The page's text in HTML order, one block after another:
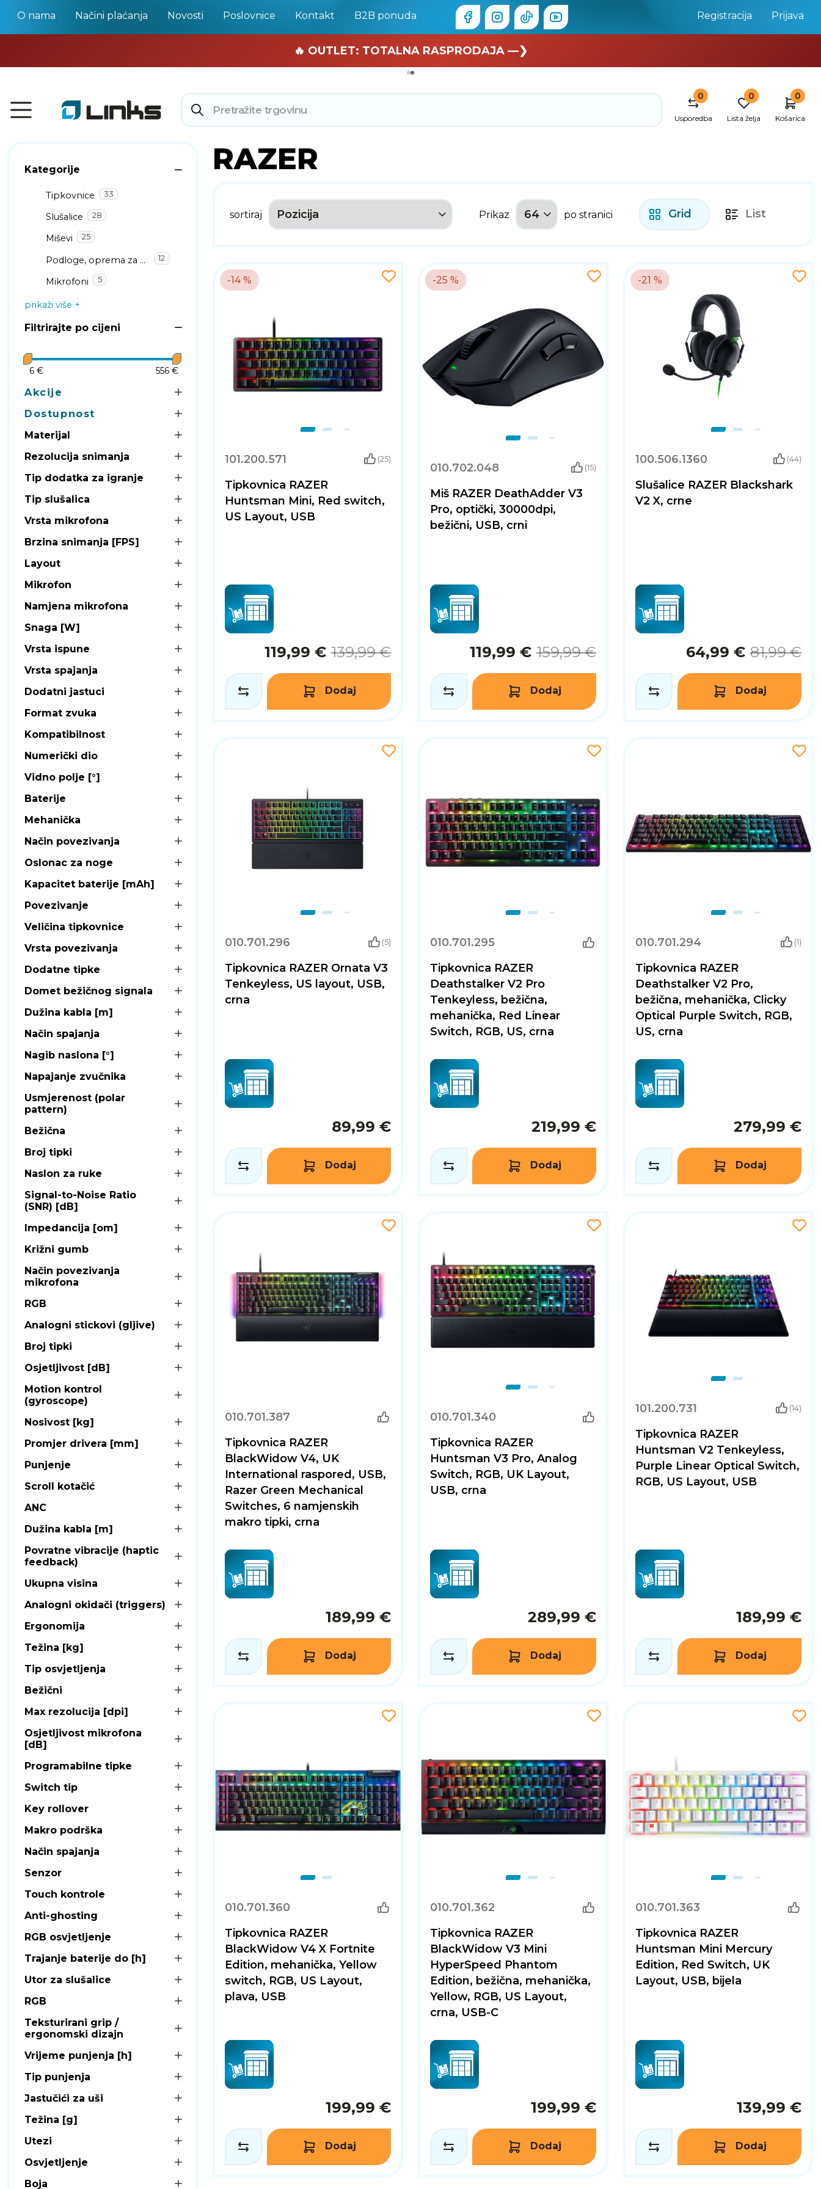
O nama Načini plaćanja Novosti Poslovnice Kontakt B2B ponuda Registracija Prijava
🏄 Zaslužuješ odmor —❯
🔥 OUTLET: TOTALNA RASPRODAJA —❯
0
Usporedba
0
Lista želja
0
Košarica
Kategorije
Tipkovnice 33
Slušalice 28
Miševi 25
Podloge, oprema za miševe 12
Mikrofoni 5
prikaži više
Filtrirajte po cijeni
6 € 556 €
Akcije
Dostupnost
Materijal
Rezolucija snimanja
Tip dodatka za igranje
Tip slušalica
Vrsta mikrofona
Brzina snimanja [FPS]
Layout
Mikrofon
Namjena mikrofona
Snaga [W]
Vrsta ispune
Vrsta spajanja
Dodatni jastuci
Format zvuka
Kompatibilnost
Numerički dio
Vidno polje [°]
Baterije
Mehanička
Način povezivanja
Oslonac za noge
Kapacitet baterije [mAh]
Povezivanje
Veličina tipkovnice
Vrsta povezivanja
Dodatne tipke
Domet bežičnog signala
Dužina kabla [m]
Način spajanja
Nagib naslona [°]
Napajanje zvučnika
Usmjerenost (polar
pattern)
Bežična
Broj tipki
Naslon za ruke
Signal-to-Noise Ratio
(SNR) [dB]
Impedancija [om]
Križni gumb
Način povezivanja
mikrofona
RGB
Analogni stickovi (gljive)
Broj tipki
Osjetljivost [dB]
Motion kontrol
(gyroscope)
Nosivost [kg]
Promjer drivera [mm]
Punjenje
Scroll kotačić
ANC
Dužina kabla [m]
Povratne vibracije (haptic
feedback)
Ukupna visina
Analogni okidači (triggers)
Ergonomija
Težina [kg]
Tip osvjetljenja
Bežični
Max rezolucija [dpi]
Osjetljivost mikrofona
[dB]
Programabilne tipke
Switch tip
Key rollover
Makro podrška
Način spajanja
Senzor
Touch kontrole
Anti-ghosting
RGB osvjetljenje
Trajanje baterije do [h]
Utor za slušalice
RGB
Teksturirani grip /
ergonomski dizajn
Vrijeme punjenja [h]
Tip punjenja
Jastučići za uši
Težina [g]
Utezi
Osvjetljenje
Boja
RAZER
sortiraj Prikaz po stranici Grid List
-14 %
101.200.571 (25)
Tipkovnica RAZER
Huntsman Mini, Red switch,
US Layout, USB
119,99 € 139,99 €
Dodaj
-25 %
010.702.048 (15)
Miš RAZER DeathAdder V3
Pro, optički, 30000dpi,
bežični, USB, crni
119,99 € 159,99 €
Dodaj
-21 %
100.506.1360 (44)
Slušalice RAZER Blackshark
V2 X, crne
64,99 € 81,99 €
Dodaj
010.701.296 (5)
Tipkovnica RAZER Ornata V3
Tenkeyless, US layout, USB,
crna
89,99 €
Dodaj
010.701.295
Tipkovnica RAZER
Deathstalker V2 Pro
Tenkeyless, bežična,
mehanička, Red Linear
Switch, RGB, US, crna
219,99 €
Dodaj
010.701.294 (1)
Tipkovnica RAZER
Deathstalker V2 Pro,
bežična, mehanička, Clicky
Optical Purple Switch, RGB,
US, crna
279,99 €
Dodaj
010.701.387
Tipkovnica RAZER
BlackWidow V4, UK
International raspored, USB,
Razer Green Mechanical
Switches, 6 namjenskih
makro tipki, crna
189,99 €
Dodaj
010.701.340
Tipkovnica RAZER
Huntsman V3 Pro, Analog
Switch, RGB, UK Layout,
USB, crna
289,99 €
Dodaj
101.200.731 (14)
Tipkovnica RAZER
Huntsman V2 Tenkeyless,
Purple Linear Optical Switch,
RGB, US Layout, USB
189,99 €
Dodaj
010.701.360
Tipkovnica RAZER
BlackWidow V4 X Fortnite
Edition, mehanička, Yellow
switch, RGB, US Layout,
plava, USB
199,99 €
Dodaj
010.701.362
Tipkovnica RAZER
BlackWidow V3 Mini
HyperSpeed Phantom
Edition, bežična, mehanička,
Yellow, RGB, US Layout,
crna, USB-C
199,99 €
Dodaj
010.701.363
Tipkovnica RAZER
Huntsman Mini Mercury
Edition, Red Switch, UK
Layout, USB, bijela
139,99 €
Dodaj